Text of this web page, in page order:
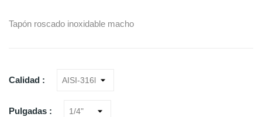
Tapón roscado inoxidable macho
Calidad :
Pulgadas :